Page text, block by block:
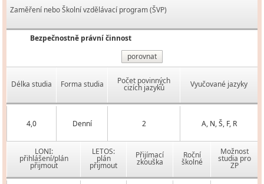
Zaměření nebo Školní vzdělávací program (ŠVP)
Bezpečnostně právní činnost
porovnat
Délka studia Forma studia Počet povinných
cizích jazyků Vyučované jazyky
4,0 Denní 2 A, N, Š, F, R
LONI:
přihlášení/plán
přijmout
LETOS:
plán
přijmout
Přijímací
zkouška
Roční
školné
Možnost
studia pro
ZP